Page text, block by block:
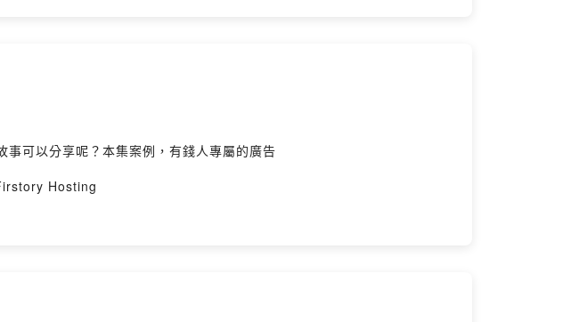
可以分享呢？本集案例，有錢人專屬的廣告
Hosting